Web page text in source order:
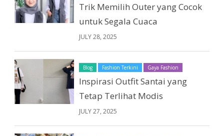
Trik Memilih Outer yang Cocok
untuk Segala Cuaca
JULY 28, 2025
Blog Fashion Terkini Gaya Fashion
Inspirasi Outfit Santai yang
Tetap Terlihat Modis
JULY 27, 2025